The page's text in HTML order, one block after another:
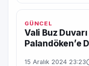
GÜNCEL
Vali Buz Duvarı
Palandöken’e
15 Aralık 2024 23:23